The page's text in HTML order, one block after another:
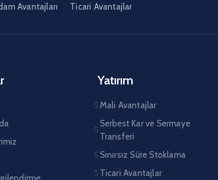
Avantajları Ticari Avantajlar
Yatırım
Mali Avantajlar
Serbest Kar ve Sermaye
Transferi
Sınırsız Süre Stoklama
Ticari Avantajlar